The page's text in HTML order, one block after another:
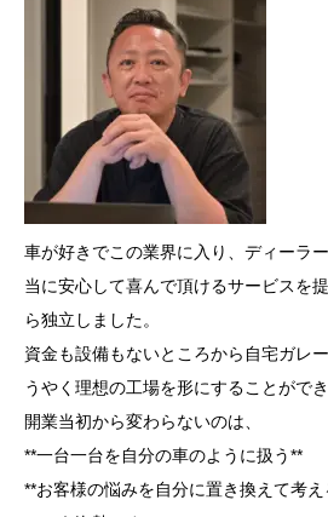
車が好きでこの業界に入り、ディーラ
当に安心して喜んで頂けるサービスを
ら独立しました。
資金も設備もないところから自宅ガレ
うやく理想の工場を形にすることができ
開業当初から変わらないのは、
**一台一台を自分の車のように扱う**
**お客様の悩みを自分に置き換えて考え